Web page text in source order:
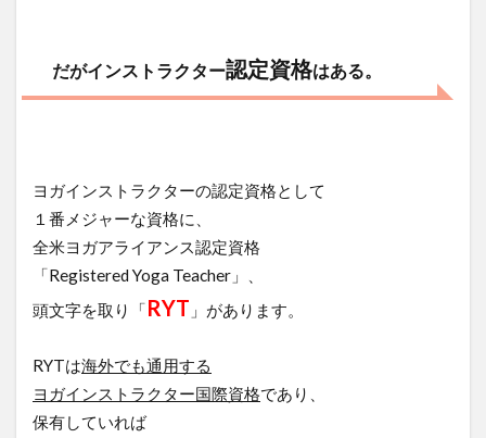
だがインストラクター認定資格はある。
ヨガインストラクターの認定資格として
１番メジャーな資格に、
全米ヨガアライアンス認定資格
「Registered Yoga Teacher」、
頭文字を取り「RYT 」があります。
RYTは海外でも通用する
ヨガインストラクター国際資格であり、
保有していれば